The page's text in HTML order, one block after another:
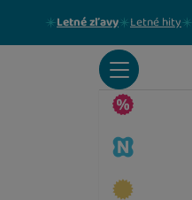
Letné zľavy Letné hity